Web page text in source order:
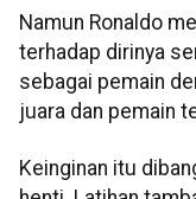
Namun Ronaldo
terhadap dirinya
sebagai pemain
juara dan pemain
Keinginan itu